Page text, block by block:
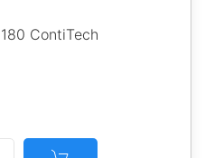
ContiTech